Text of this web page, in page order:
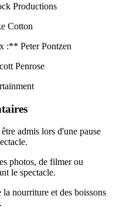
Productions
Cotton
:** Peter Pontzen
Penrose
admis lors d'une pause
photos, de filmer ou
le spectacle.
nourriture et des boissons